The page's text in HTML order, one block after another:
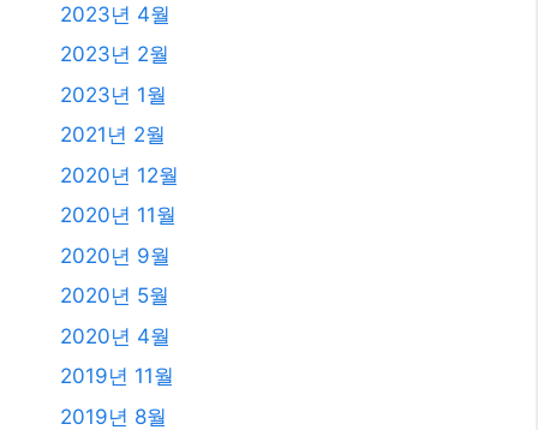
2023년 4월
2023년 2월
2023년 1월
2021년 2월
2020년 12월
2020년 11월
2020년 9월
2020년 5월
2020년 4월
2019년 11월
2019년 8월